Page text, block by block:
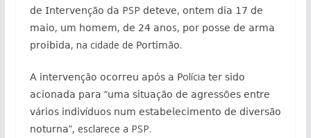
𝖽𝖾 𝖨𝗇𝗍𝖾𝗋𝗏𝖾𝗇çã𝗈 𝖽𝖺 PSP 𝖽𝖾𝗍𝖾𝗏𝖾, 𝗈𝗇𝗍𝖾𝗆 𝖽𝗂𝖺 𝟣𝟩 𝖽𝖾
𝗆𝖺𝗂𝗈, 𝗎𝗆 𝗁𝗈𝗆𝖾𝗆, 𝖽𝖾 𝟤𝟦 𝖺𝗇𝗈s, 𝗉𝗈𝗋 𝗉𝗈𝗌𝗌𝖾 𝖽𝖾 𝖺𝗋𝗆𝖺
𝗉𝗋𝗈𝗂𝖻𝗂𝖽𝖺, na cidade de 𝖯𝗈𝗋𝗍𝗂𝗆ã𝗈.
𝖠 𝗂𝗇𝗍𝖾𝗋𝗏𝖾𝗇çã𝗈 𝗈𝖼𝗈𝗋𝗋𝖾𝗎 𝖺𝗉ó𝗌 𝖺 𝖯olícia 𝗍𝖾𝗋 𝗌𝗂𝖽𝗈
𝖺𝖼𝗂𝗈𝗇𝖺𝖽𝖺 𝗉𝖺𝗋𝖺 “𝗎𝗆𝖺 𝗌𝗂𝗍𝗎𝖺çã𝗈 𝖽𝖾 𝖺𝗀𝗋𝖾𝗌𝗌õ𝖾𝗌 𝖾𝗇𝗍𝗋𝖾
𝗏á𝗋𝗂𝗈𝗌 𝗂𝗇𝖽𝗂𝗏í𝖽𝗎𝗈𝗌 𝗇𝗎𝗆 𝖾𝗌𝗍𝖺𝖻𝖾𝗅𝖾𝖼𝗂𝗆𝖾𝗇𝗍𝗈 𝖽𝖾 𝖽𝗂𝗏𝖾𝗋𝗌ã𝗈
𝗇𝗈𝗍𝗎𝗋𝗇𝖺”, esclarece a PSP.